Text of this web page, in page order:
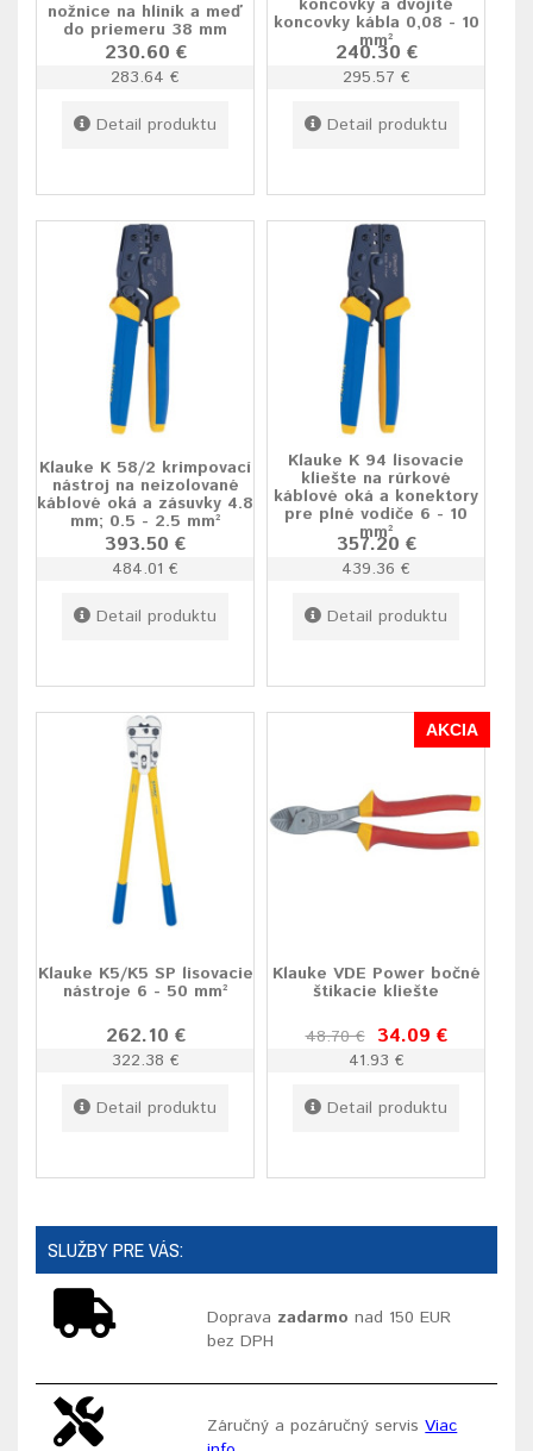
nožnice na hliník a meď
do priemeru 38 mm
230.60 €
283.64 €
Detail produktu
koncovky a dvojité
koncovky kábla 0,08 - 10
mm²
240.30 €
295.57 €
Detail produktu
Klauke K 58/2 krimpovací
nástroj na neizolované
káblové oká a zásuvky 4.8
mm; 0.5 - 2.5 mm²
393.50 €
484.01 €
Detail produktu
Klauke K 94 lisovacie
kliešte na rúrkové
káblové oká a konektory
pre plné vodiče 6 - 10
mm²
357.20 €
439.36 €
Detail produktu
Klauke K5/K5 SP lisovacie
nástroje 6 - 50 mm²
262.10 €
322.38 €
Detail produktu
AKCIA
Klauke VDE Power bočné
štikacie kliešte
48.70 € 34.09 €
41.93 €
Detail produktu
SLUŽBY PRE VÁS:
Doprava zadarmo nad 150 EUR
bez DPH
Záručný a pozáručný servisViac